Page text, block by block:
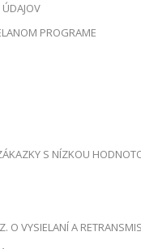
PROGRAME
S NÍZKOU
O VYSIELANÍ A